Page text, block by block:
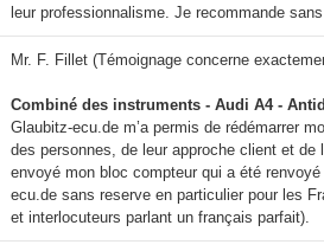
leur professionnalisme. Je recommande
Mr. F. Fillet (Témoignage concerne
Combiné des instruments - Audi A4 -
Glaubitz-ecu.de m’a permis de rédémarrer
des personnes, de leur approche client et
envoyé mon bloc compteur qui a été
ecu.de sans reserve en particulier pour les
et interlocuteurs parlant un français parfait).